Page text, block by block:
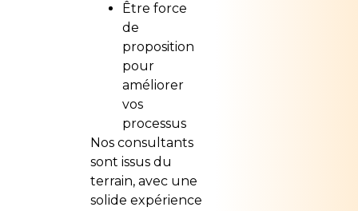
Être force
de
proposition
pour
améliorer
vos
processus
Nos consultants
sont issus du
terrain, avec une
solide expérience